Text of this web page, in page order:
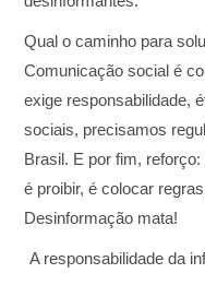
Qual o caminho para
Comunicação social é
exige responsabilidade,
sociais, precisamos
Brasil. E por fim,
é proibir, é colocar
Desinformação mata!
A responsabilidade da